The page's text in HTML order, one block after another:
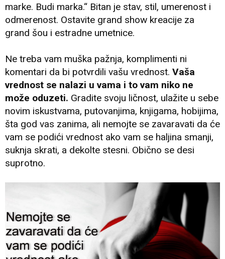
marke. Budi marka.“ Bitan je stav, stil, umerenost i
odmerenost. Ostavite grand show kreacije za
grand šou i estradne umetnice.
Ne treba vam muška pažnja, komplimenti ni
komentari da bi potvrdili vašu vrednost. Vaša
vrednost se nalazi u vama i to vam niko ne
može oduzeti. Gradite svoju ličnost, ulažite u sebe
novim iskustvama, putovanjima, knjigama, hobijima,
šta god vas zanima, ali nemojte se zavaravati da će
vam se podići vrednost ako vam se haljina smanji,
suknja skrati, a dekolte stesni. Obično se desi
suprotno.